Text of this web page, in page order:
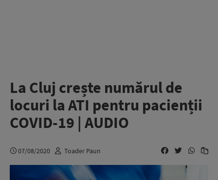
La Cluj crește numărul de
locuri la ATI pentru pacienții
COVID-19 | AUDIO
07/08/2020 Toader Paun